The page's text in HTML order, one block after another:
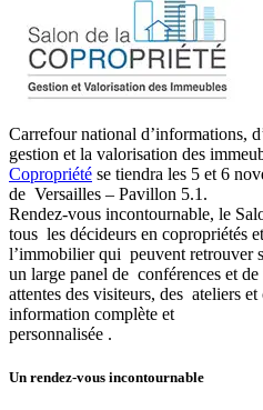
Carrefour national d’informations,
gestion et la valorisation des
Copropriété se tiendra les 5 et 6
de Versailles – Pavillon 5.1.
Rendez-vous incontournable, le
tous les décideurs en copropriétés
l’immobilier qui peuvent retrouver
un large panel de conférences et
attentes des visiteurs, des ateliers
information complète et
personnalisée .
Un rendez-vous incontournable